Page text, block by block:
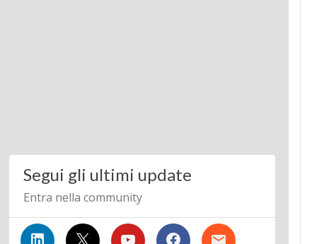
Segui gli ultimi update
Entra nella community